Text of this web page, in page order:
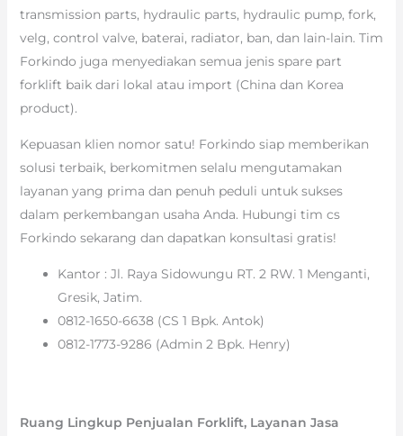
transmission parts, hydraulic parts, hydraulic pump, fork,
velg, control valve, baterai, radiator, ban, dan lain-lain. Tim
Forkindo juga menyediakan semua jenis spare part
forklift baik dari lokal atau import (China dan Korea
product).
Kepuasan klien nomor satu! Forkindo siap memberikan
solusi terbaik, berkomitmen selalu mengutamakan
layanan yang prima dan penuh peduli untuk sukses
dalam perkembangan usaha Anda. Hubungi tim cs
Forkindo sekarang dan dapatkan konsultasi gratis!
Kantor : Jl. Raya Sidowungu RT. 2 RW. 1 Menganti,
Gresik, Jatim.
0812-1650-6638 (CS 1 Bpk. Antok)
0812-1773-9286 (Admin 2 Bpk. Henry)
Ruang Lingkup Penjualan Forklift, Layanan Jasa